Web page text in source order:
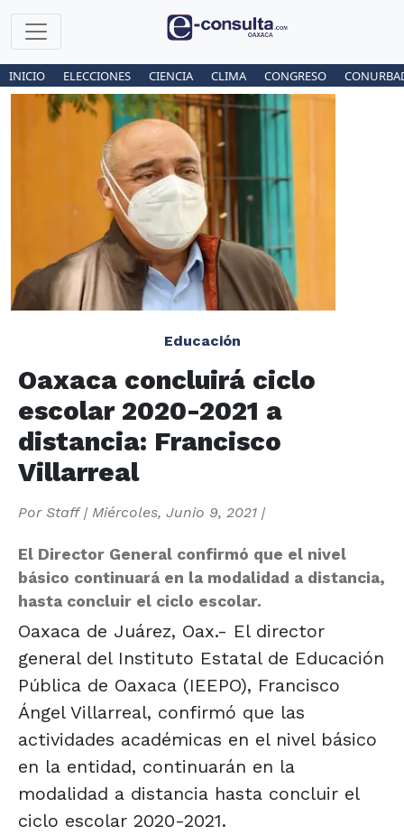
INICIO ELECCIONES CIENCIA CLIMA CONGRESO
Educación
Oaxaca concluirá ciclo
escolar 2020-2021 a
distancia: Francisco
Villarreal
Por Staff| Miércoles, Junio 9, 2021 |
El Director General confirmó que el nivel
básico continuará en la modalidad a distancia,
hasta concluir el ciclo escolar.
Oaxaca de Juárez, Oax.- El director
general del Instituto Estatal de Educación
Pública de Oaxaca (IEEPO), Francisco
Ángel Villarreal, confirmó que las
actividades académicas en el nivel básico
en la entidad, continuarán en la
modalidad a distancia hasta concluir el
ciclo escolar 2020-2021.